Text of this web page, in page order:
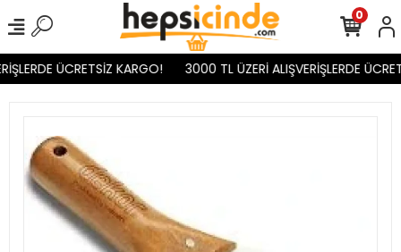
ÜCRETSİZ KARGO! 3000 TL ÜZERİ ALIŞVERİŞLERDE
0